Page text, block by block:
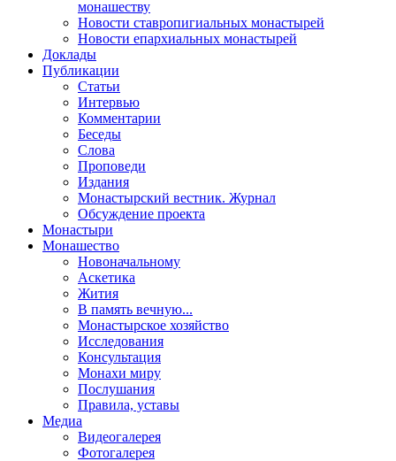
монашеству
Новости ставропигиальных монастырей
Новости епархиальных монастырей
Доклады
Публикации
Статьи
Интервью
Комментарии
Беседы
Слова
Проповеди
Издания
Монастырский вестник. Журнал
Обсуждение проекта
Монастыри
Монашество
Новоначальному
Аскетика
Жития
В память вечную...
Монастырское хозяйство
Исследования
Консультация
Монахи миру
Послушания
Правила, уставы
Медиа
Видеогалерея
Фотогалерея